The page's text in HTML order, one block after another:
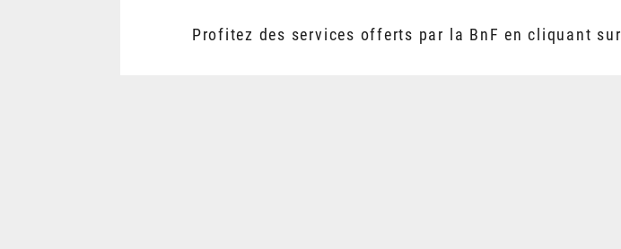
Profitez des services offerts par la BnF en cliquant sur